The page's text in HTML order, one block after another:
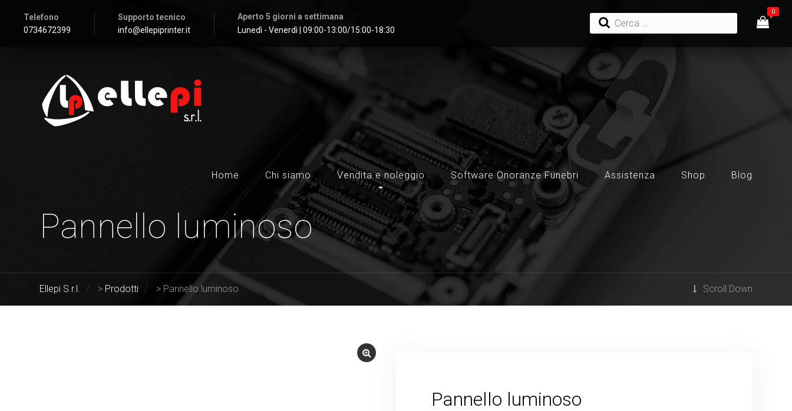
Telefono
0734672399
Supporto tecnico
info@ellepiprinter.it
Aperto 5 giorni a settimana
Lunedì - Venerdì | 09:00-13:00/15:00-18:30
Home Chi siamo Vendita e noleggio Software Onoranze Funebri Assistenza Shop Blog
Pannello luminoso
Scroll Down
Ellepi S.r.l. > Prodotti > Pannello luminoso
Pannello luminoso